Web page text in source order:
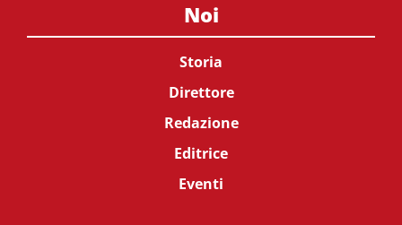
Noi
Storia
Direttore
Redazione
Editrice
Eventi